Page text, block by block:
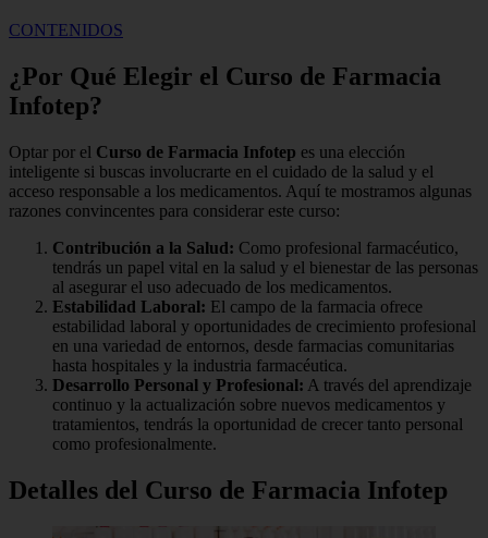
CONTENIDOS
¿Por Qué Elegir el Curso de Farmacia
Infotep?
Optar por el Curso de Farmacia Infotep es una elección
inteligente si buscas involucrarte en el cuidado de la salud y el
acceso responsable a los medicamentos. Aquí te mostramos algunas
razones convincentes para considerar este curso:
Contribución a la Salud: Como profesional farmacéutico,
tendrás un papel vital en la salud y el bienestar de las personas
al asegurar el uso adecuado de los medicamentos.
Estabilidad Laboral: El campo de la farmacia ofrece
estabilidad laboral y oportunidades de crecimiento profesional
en una variedad de entornos, desde farmacias comunitarias
hasta hospitales y la industria farmacéutica.
Desarrollo Personal y Profesional: A través del aprendizaje
continuo y la actualización sobre nuevos medicamentos y
tratamientos, tendrás la oportunidad de crecer tanto personal
como profesionalmente.
Detalles del Curso de Farmacia Infotep